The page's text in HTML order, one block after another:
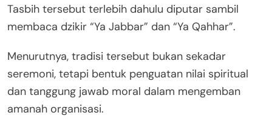
Tasbih tersebut terlebih dahulu diputar sambil
membaca dzikir “Ya Jabbar” dan “Ya Qahhar”.
Menurutnya, tradisi tersebut bukan sekadar
seremoni, tetapi bentuk penguatan nilai spiritual
dan tanggung jawab moral dalam mengemban
amanah organisasi.